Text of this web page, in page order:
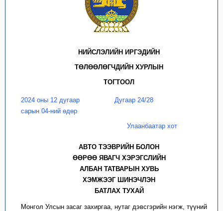
НИЙСЛЭЛИЙН ИРГЭДИЙН
ТӨЛӨӨЛӨГЧДИЙН ХУРЛЫН
ТОГТООЛ
2024 оны 12 дугаар
сарын 04-ний өдөр
Дугаар 24/28
Улаанбаатар хот
АВТО ТЭЭВРИЙН БОЛОН
ӨӨРӨӨ ЯВАГЧ ХЭРЭГСЛИЙН
АЛБАН ТАТВАРЫН ХУВЬ
ХЭМЖЭЭГ ШИНЭЧЛЭН
БАТЛАХ ТУХАЙ
Монгол Улсын засаг захиргаа, нутаг дэвсгэрийн нэгж, түүний